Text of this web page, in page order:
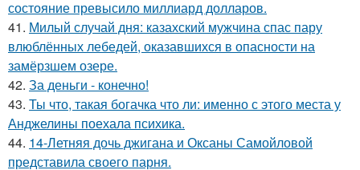
состояние превысило миллиард долларов.
41. Милый случай дня: казахский мужчина спас пару
влюблённых лебедей, оказавшихся в опасности на
замёрзшем озере.
42. За деньги - конечно!
43. Ты что, такая богачка что ли: именно с этого места у
Анджелины поехала психика.
44. 14-Летняя дочь джигана и Оксаны Самойловой
представила своего парня.